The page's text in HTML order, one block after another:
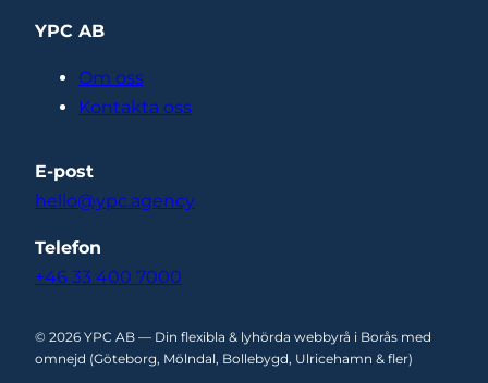
YPC AB
Om oss
Kontakta oss
E-post
hello@ypc.agency
Telefon
+46 33 400 7000
© 2026 YPC AB — Din flexibla & lyhörda webbyrå i Borås med
omnejd (Göteborg, Mölndal, Bollebygd, Ulricehamn & fler)